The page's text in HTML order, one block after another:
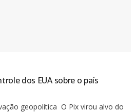
dos EUA sobre o país
geopolítica O Pix virou alvo do